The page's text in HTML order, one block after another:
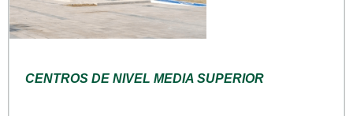
CENTROS DE NIVEL MEDIA SUPERIOR